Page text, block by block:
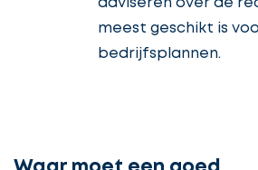
adviseren over de
meest geschikt is
bedrijfsplannen.